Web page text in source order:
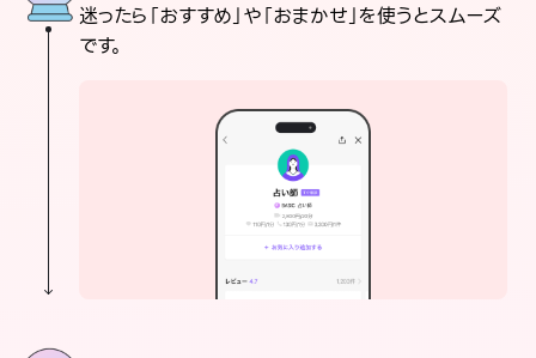
迷ったら「おすすめ」や「おまかせ」を使うとスムーズ
です。